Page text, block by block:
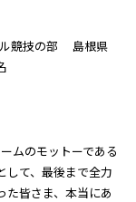
ル競技の部 島根県
ムのモットーである
して、最後まで全力
た皆さま、本当にあ